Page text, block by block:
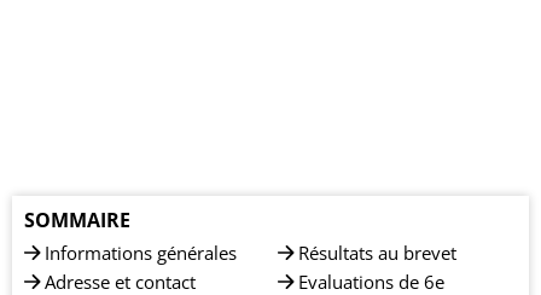
SOMMAIRE
Informations générales
Adresse et contact
Résultats au brevet
Evaluations de 6e